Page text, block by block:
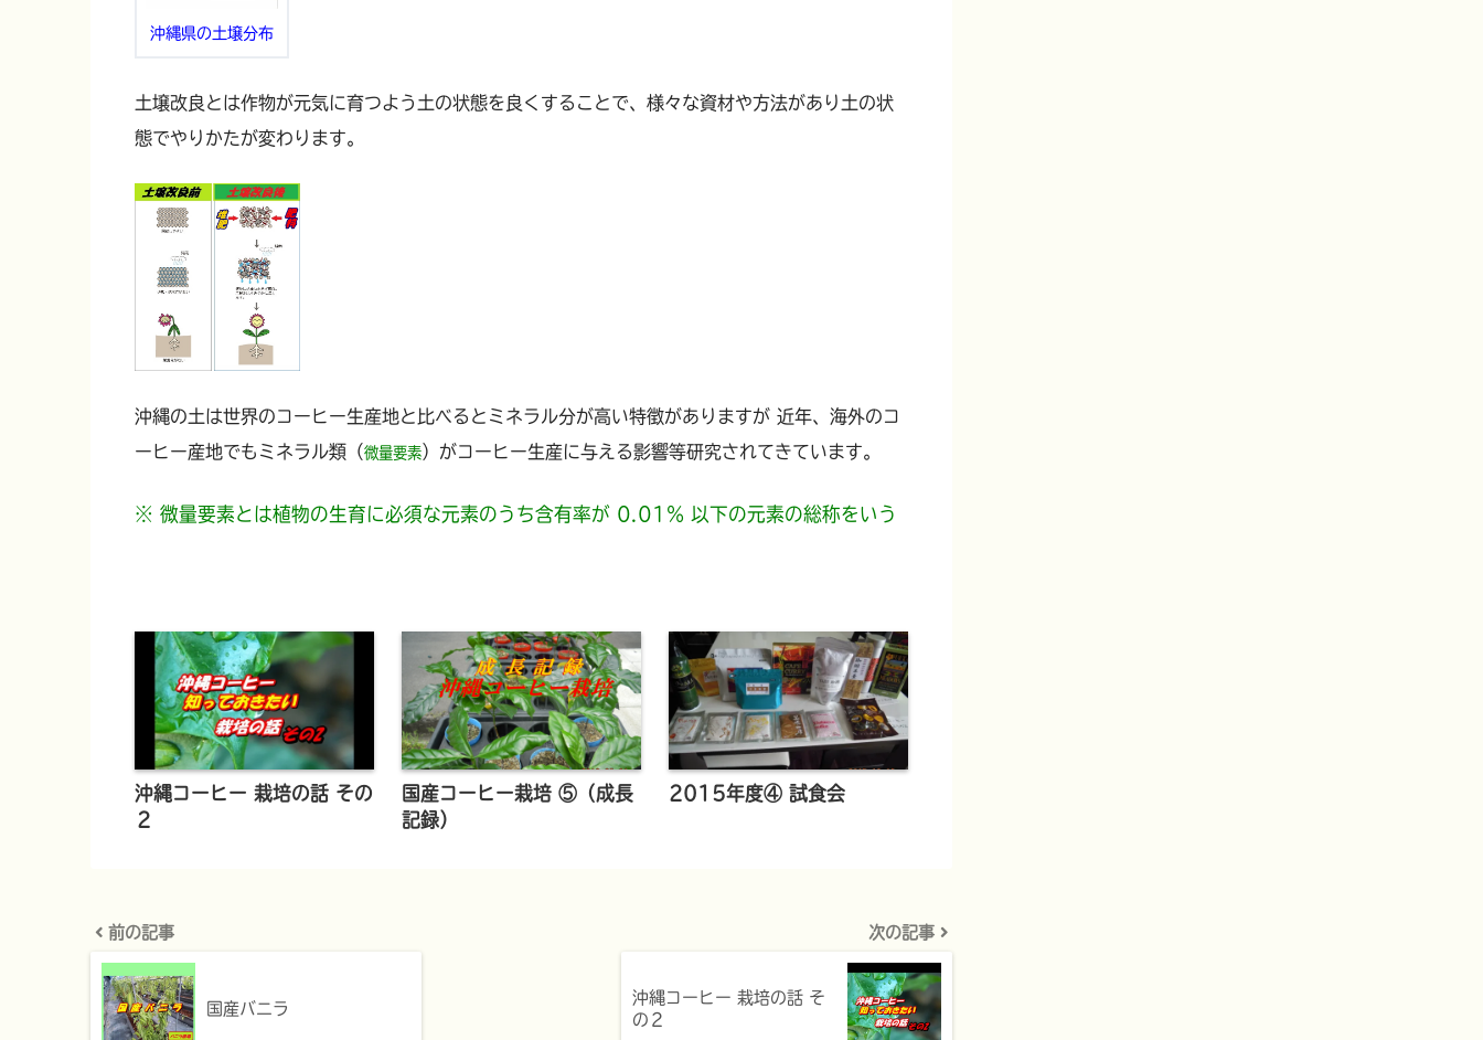
沖縄県の土壌分布
土壌改良とは作物が元気に育つよう土の状態を良くすることで、様々な資材や方法があり土の状
態でやりかたが変わります。
沖縄の土は世界のコーヒー生産地と比べるとミネラル分が高い特徴がありますが 近年、海外のコ
ーヒー産地でもミネラル類（微量要素）がコーヒー生産に与える影響等研究されてきています。
※ 微量要素とは植物の生育に必須な元素のうち含有率が 0.01% 以下の元素の総称をいう
沖縄コーヒー 栽培の話 その
２
国産コーヒー栽培 ⑤（成長
記録）
2015年度④ 試食会
前の記事
国産バニラ
次の記事
沖縄コーヒー 栽培の話 そ
の２